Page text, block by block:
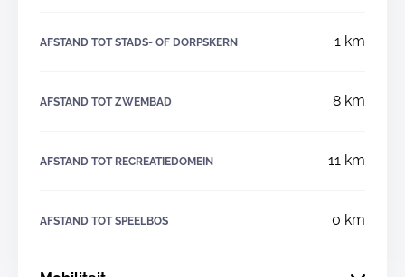
AFSTAND TOT STADS- OF DORPSKERN 1 km
AFSTAND TOT ZWEMBAD 8 km
AFSTAND TOT RECREATIEDOMEIN 11 km
AFSTAND TOT SPEELBOS 0 km